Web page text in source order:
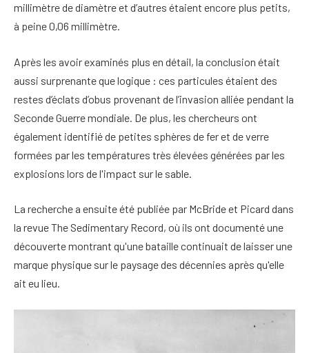
millimètre de diamètre et d’autres étaient encore plus petits,
à peine 0,06 millimètre.
Après les avoir examinés plus en détail, la conclusion était
aussi surprenante que logique : ces particules étaient des
restes d’éclats d’obus provenant de l’invasion alliée pendant la
Seconde Guerre mondiale. De plus, les chercheurs ont
également identifié de petites sphères de fer et de verre
formées par les températures très élevées générées par les
explosions lors de l'impact sur le sable.
La recherche a ensuite été publiée par McBride et Picard dans
la revue The Sedimentary Record, où ils ont documenté une
découverte montrant qu'une bataille continuait de laisser une
marque physique sur le paysage des décennies après qu'elle
ait eu lieu.